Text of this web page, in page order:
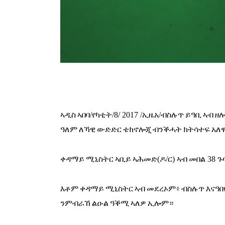
ኣዲስኣበባ/የካቲት/8/ 2017 /ኢዜአ/ብስሉጥ ይዓቢ ኣብ
ዓለምለኻዊ ውድድርቴክኖሎጂብንቕሓት ክትሳተፍ
ቀዳማይ ሚኒስትርኣቢይ ኣሕመድ(ዶ/ር) ኣብ መበል 38
እቶም ቀዳማይ ሚኒስትርኣብ መደረኦም፥ብስሉጥ
ንምብራኸ ልዑል ዓቕሚኣለዎ ኢሎም።